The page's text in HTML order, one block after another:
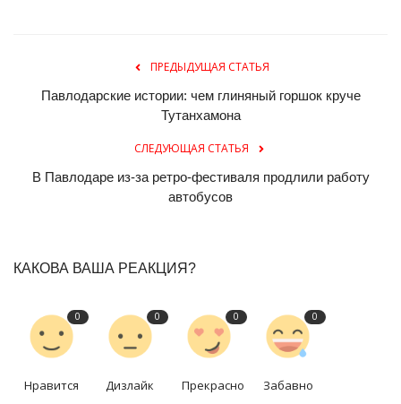
ПРЕДЫДУЩАЯ СТАТЬЯ
Павлодарские истории: чем глиняный горшок круче
Тутанхамона
СЛЕДУЮЩАЯ СТАТЬЯ
В Павлодаре из-за ретро-фестиваля продлили работу
автобусов
КАКОВА ВАША РЕАКЦИЯ?
0
Нравится
0
Дизлайк
0
Прекрасно
0
Забавно